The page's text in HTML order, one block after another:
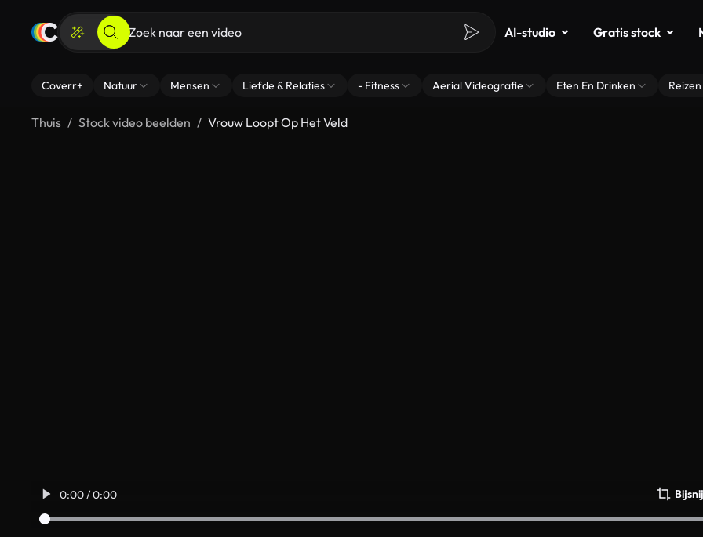
AI-studio Gratis stock
Coverr+ Natuur Mensen Liefde & Relaties - Fitness Aerial Videografie Eten En Drinken Reizen
Thuis Stock video beelden Vrouw Loopt Op Het Veld
0:00 / 0:00